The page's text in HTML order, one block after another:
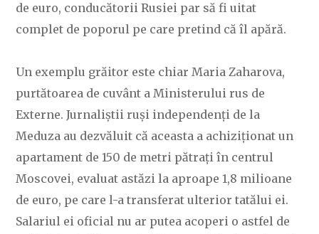
C OVIDIU 31 OCTOMBRIE 2025 250 LIKES
de euro, conducătorii Rusiei par să fi uitat
complet de poporul pe care pretind că îl apără.
Un exemplu grăitor este chiar Maria Zaharova,
purtătoarea de cuvânt a Ministerului rus de
Externe. Jurnaliștii ruși independenți de la
Meduza au dezvăluit că aceasta a achiziționat un
apartament de 150 de metri pătrați în centrul
Moscovei, evaluat astăzi la aproape 1,8 milioane
de euro, pe care l-a transferat ulterior tatălui ei.
Salariul ei oficial nu ar putea acoperi o astfel de